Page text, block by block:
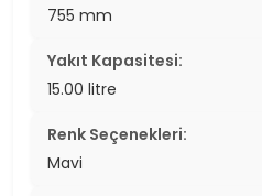
755 mm
Yakıt Kapasitesi:
15.00 litre
Renk Seçenekleri:
Mavi